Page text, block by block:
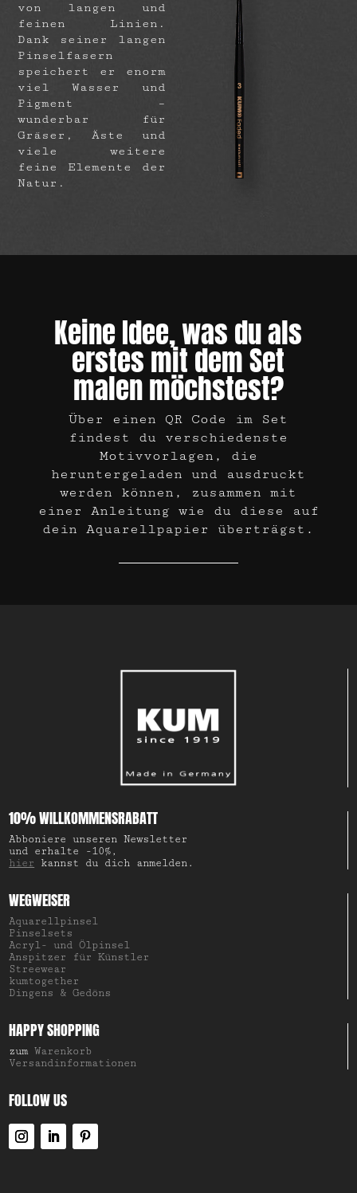
von langen und
feinen Linien.
Dank seiner langen
Pinselfasern
speichert er enorm
viel Wasser und
Pigment –
wunderbar für
Gräser, Äste und
viele weitere
feine Elemente der
Natur.
Keine Idee, was du als
erstes mit dem Set
malen möchstest?
Über einen QR Code im Set
findest du verschiedenste
Motivvorlagen, die
heruntergeladen und ausdruckt
werden können, zusammen mit
einer Anleitung wie du diese auf
dein Aquarellpapier überträgst.
10% WILLKOMMENSRABATT
Abboniere unseren Newsletter
und erhalte -10%,
hier kannst du dich anmelden.
WEGWEISER
Aquarellpinsel
Pinselsets
Acryl- und Ölpinsel
Anspitzer für Künstler
Streewear
kumtogether
Dingens & Gedöns
HAPPY SHOPPING
zumWarenkorb
Versandinformationen
FOLLOW US